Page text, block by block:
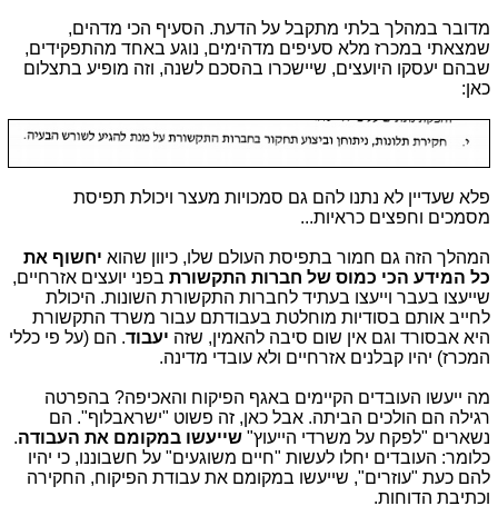
מדובר במהלך בלתי מתקבל על הדעת. הסעיף הכי מדהים,
שמצאתי במכרז מלא סעיפים מדהימים, נוגע באחד מהתפקידים,
שבהם יעסקו היועצים, שיישכרו בהסכם לשנה, וזה מופיע בתצלום
כאן:
פלא שעדיין לא נתנו להם גם סמכויות מעצר ויכולת תפיסת
מסמכים וחפצים כראיות...
המהלך הזה גם חמור בתפיסת העולם שלו, כיוון שהוא יחשוף את
כל המידע הכי כמוס של חברות התקשורת בפני יועצים אזרחיים,
שייעצו בעבר וייעצו בעתיד לחברות התקשורת השונות. היכולת
לחייב אותם בסודיות מוחלטת בעבודתם עבור משרד התקשורת
היא אבסורד וגם אין שום סיבה להאמין, שזה יעבוד. הם (על פי כללי
המכרז) יהיו קבלנים אזרחיים ולא עובדי מדינה.
מה ייעשו העובדים הקיימים באגף הפיקוח והאכיפה? בהפרטה
רגילה הם הולכים הביתה. אבל כאן, זה פשוט "ישראבלוף". הם
נשארים "לפקח על משרדי הייעוץ" שייעשו במקומם את העבודה.
כלומר: העובדים יחלו לעשות "חיים משוגעים" על חשבוננו, כי יהיו
להם כעת "עוזרים", שייעשו במקומם את עבודת הפיקוח, החקירה
וכתיבת הדוחות.